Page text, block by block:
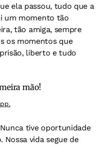
ela passou, tudo que a
um momento tão
tão amiga, sempre
os momentos que
liberto e tudo
mão!
tive oportunidade
Nossa vida segue de